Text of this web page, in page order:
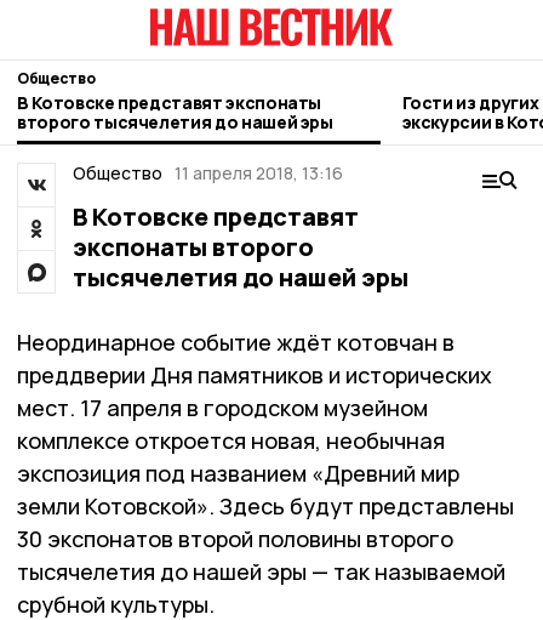
Общество
В Котовске представят экспонаты
второго тысячелетия до нашей эры
Гости из
экскурсии в
Общество 11 апреля 2018, 13:16
В Котовске представят
экспонаты второго
тысячелетия до нашей эры
Неординарное событие ждёт котовчан в
преддверии Дня памятников и исторических
мест. 17 апреля в городском музейном
комплексе откроется новая, необычная
экспозиция под названием «Древний мир
земли Котовской». Здесь будут представлены
30 экспонатов второй половины второго
тысячелетия до нашей эры — так называемой
срубной культуры.